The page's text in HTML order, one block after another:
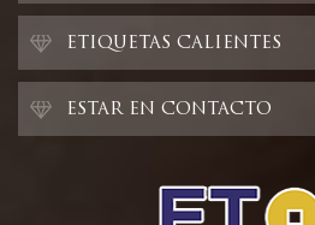
ETIQUETAS CALIENTES
ESTAR EN CONTACTO